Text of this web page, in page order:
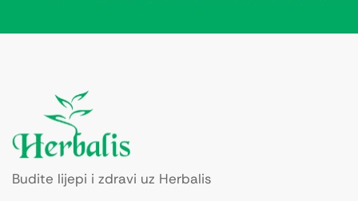
Budite lijepi i zdravi uz Herbalis